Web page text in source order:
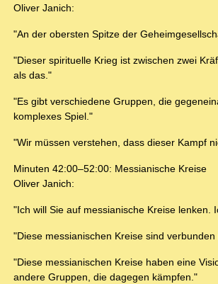
Oliver Janich:
"An der obersten Spitze der
"Dieser spirituelle Krieg ist zwischen zwei
als das."
"Es gibt verschiedene Gruppen, die
komplexes Spiel."
"Wir müssen verstehen, dass dieser Kampf
Minuten 42:00–52:00: Messianische Kreise
Oliver Janich:
"Ich will Sie auf messianische Kreise
"Diese messianischen Kreise sind
"Diese messianischen Kreise haben eine
andere Gruppen, die dagegen kämpfen."